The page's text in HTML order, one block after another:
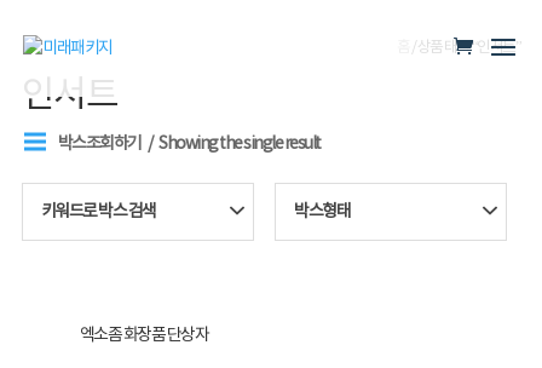
/ 상품 태그 “인서트”
인서트
박스조회하기 Showing the single result
키워드로 박스 검색 박스형태
엑소좀 화장품 단상자